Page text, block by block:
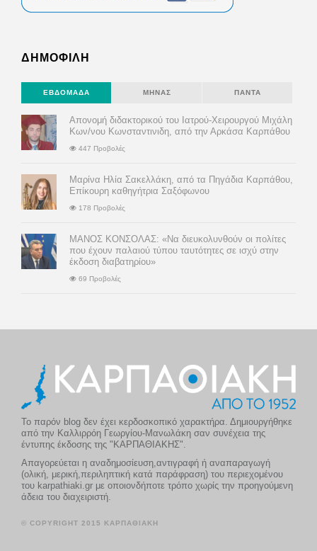
ΔΗΜΟΦΙΛΗ
ΕΒΔΟΜΆΔΑ ΜΉΝΑΣ ΠΆΝΤΑ
Απονομή διδακτορικού του Ιατρού-Χειρουργού Μιχάλη
Κων/νου Κωνσταντινιδη, από την Αρκάσα Καρπάθου
447 Προβολές
Μαρίνα Ηλία Σακελλάκη, από τα Πηγάδια Καρπάθου,
Επίκουρη καθηγήτρια Σαξόφωνου
178 Προβολές
ΜΑΝΟΣ ΚΟΝΣΟΛΑΣ: «Να διευκολυνθούν οι πολίτες
που έχουν παλαιού τύπου ταυτότητες σε ισχύ στην
έκδοση διαβατηρίου»
69 Προβολές
Το παρόν blog δεν έχει κερδοσκοπικό χαρακτήρα. Δημιουργήθηκε
από την Καλλιρρόη Γεωργίου-Μανωλάκη σαν συνέχεια της
έντυπης έκδοσης της "ΚΑΡΠΑΘΙΑΚΗΣ".
Απαγορεύεται η αναδημοσίευση,αντιγραφή ή αναπαραγωγή
(ολική, μερική,περιληπτική κατά παράφραση) του περιεχομένου
του karpathiaki.gr με οποιονδήποτε τρόπο χωρίς την προηγούμενη
άδεια του διαχειριστή.
© COPYRIGHT 2015 ΚΑΡΠΑΘΙΑΚΗ